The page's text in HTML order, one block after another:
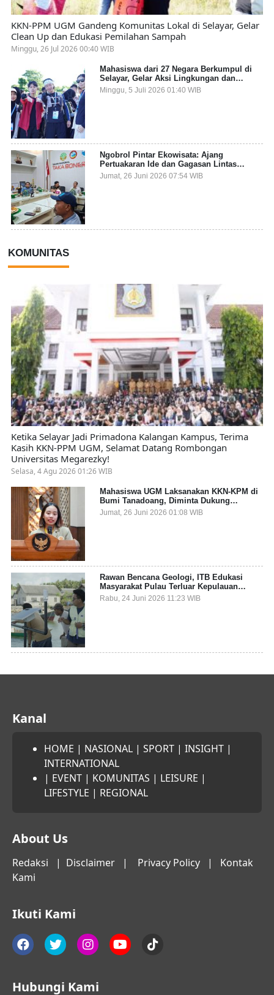
KKN-PPM UGM Gandeng Komunitas Lokal di Selayar, Gelar
Clean Up dan Edukasi Pemilahan Sampah
Minggu, 26 Jul 2026 00:40 WIB
Mahasiswa dari 27 Negara Berkumpul di
Selayar, Gelar Aksi Lingkungan dan
Dalami Kearifan Lokal Bumi Tanadoang
Minggu, 5 Juli 2026 01:40 WIB
Ngobrol Pintar Ekowisata: Ajang
Pertuakaran Ide dan Gagasan Lintas
Sektor
Jumat, 26 Juni 2026 07:54 WIB
KOMUNITAS
Ketika Selayar Jadi Primadona Kalangan Kampus, Terima
Kasih KKN-PPM UGM, Selamat Datang Rombongan
Universitas Megarezky!
Selasa, 4 Agu 2026 01:26 WIB
Mahasiswa UGM Laksanakan KKN-KPM di
Bumi Tanadoang, Diminta Dukung
Gemerlap dan Beri Solusi pada Persoalan
Sampah Pesisir
Jumat, 26 Juni 2026 01:08 WIB
Rawan Bencana Geologi, ITB Edukasi
Masyarakat Pulau Terluar Kepulauan
Selayar Terkait Mitigasi Berbasis Kawasan
Pesisir
Rabu, 24 Juni 2026 11:23 WIB
Kanal
HOME | NASIONAL | SPORT | INSIGHT |
INTERNATIONAL
| EVENT | KOMUNITAS | LEISURE |
LIFESTYLE | REGIONAL
About Us
Redaksi | Disclaimer | Privacy Policy | Kontak
Kami
Ikuti Kami
Hubungi Kami